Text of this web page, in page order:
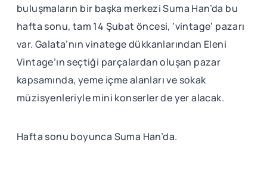
buluşmaların bir başka merkezi Suma Han’da bu
hafta sonu, tam 14 Şubat öncesi, ‘vintage’ pazarı
var. Galata’nın vinatege dükkanlarından Eleni
Vintage’ın seçtiği parçalardan oluşan pazar
kapsamında, yeme içme alanları ve sokak
müzisyenleriyle mini konserler de yer alacak.
Hafta sonu boyunca Suma Han’da.